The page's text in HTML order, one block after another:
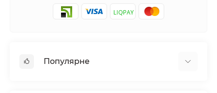
Популярне